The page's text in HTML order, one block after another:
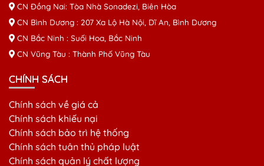
CN Đồng Nai: Tòa Nhà Sonadezi, Biên Hòa
CN Bình Dương : 207 Xa Lộ Hà Nội, Dĩ An, Bình Dương
CN Bắc Ninh : Suối Hoa, Bắc Ninh
CN Vũng Tàu : Thành Phố Vũng Tàu
CHÍNH SÁCH
Chính sách về giá cả
Chính sách khiếu nại
Chính sách bảo trì hệ thống
Chính sách tuân thủ pháp luật
Chính sách quản lý chất lượng